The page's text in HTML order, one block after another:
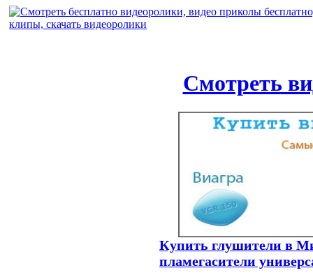
Смотреть
Купить глушители в
пламегасители